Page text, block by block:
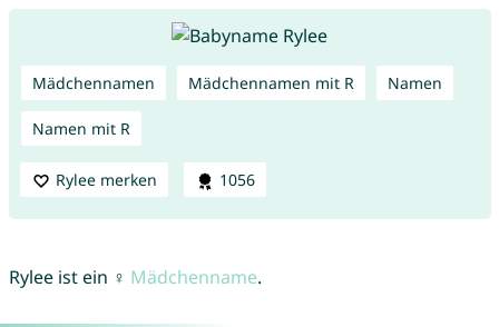
Mädchennamen Mädchennamen mit R Namen
Namen mit R
Rylee merken 1056
Rylee ist ein ♀ Mädchenname.